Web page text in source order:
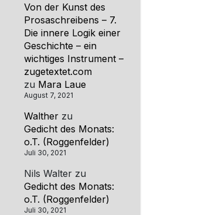
Von der Kunst des
Prosaschreibens – 7.
Die innere Logik einer
Geschichte – ein
wichtiges Instrument –
zugetextet.com
zu Mara Laue
August 7, 2021
Walther zu
Gedicht des Monats:
o.T. (Roggenfelder)
Juli 30, 2021
Nils Walter zu
Gedicht des Monats:
o.T. (Roggenfelder)
Juli 30, 2021